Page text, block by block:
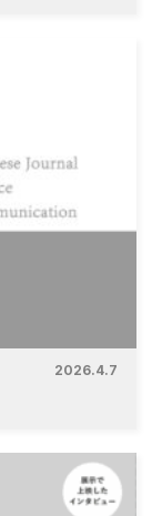
2026.4.7